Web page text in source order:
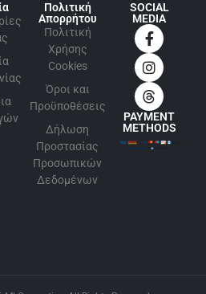
Πολιτική
Απορρήτου
Πολιτική
Xρήσης
Cookies
Όροι και
Προϋποθέσεις
Δήλωση
Προστασίας
Προσωπικών
Δεδομένων
SOCIAL
MEDIA
PAYMENT
METHODS